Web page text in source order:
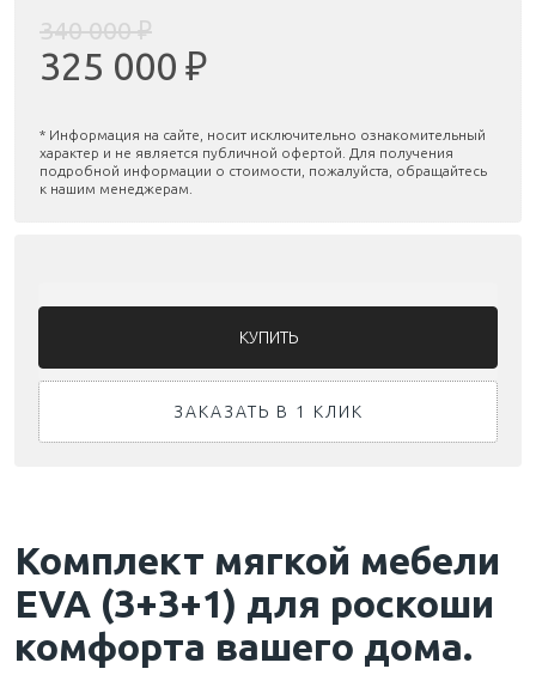
340 000 ₽
325 000 ₽
* Информация на сайте, носит исключительно ознакомительный
характер и не является публичной офертой. Для получения
подробной информации о стоимости, пожалуйста, обращайтесь
к нашим менеджерам.
ЗАКАЗАТЬ В 1 КЛИК
Комплект мягкой мебели
EVA (3+3+1) для роскоши
комфорта вашего дома.